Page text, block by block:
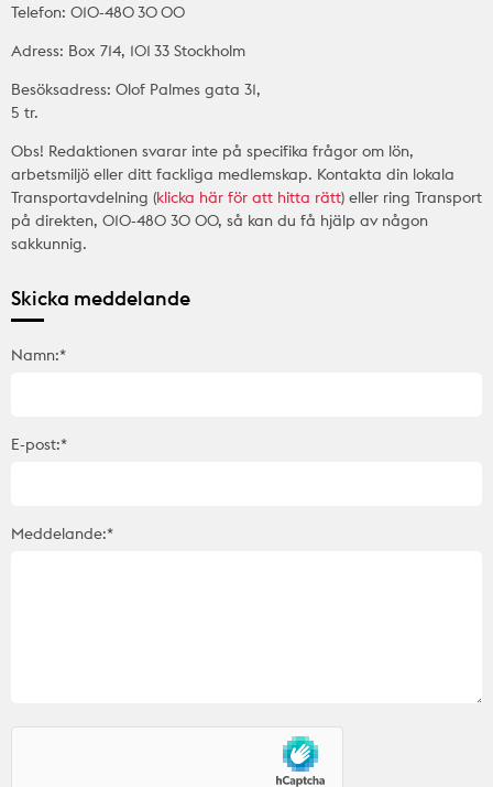
Telefon: 010-480 30 00
Adress: Box 714, 101 33 Stockholm
Besöksadress: Olof Palmes gata 31,
5 tr.
Obs! Redaktionen svarar inte på specifika frågor om lön,
arbetsmiljö eller ditt fackliga medlemskap. Kontakta din lokala
Transportavdelning (klicka här för att hitta rätt) eller ring Transport
på direkten, 010-480 30 00, så kan du få hjälp av någon
sakkunnig.
Skicka meddelande
Namn:*
E-post:*
Meddelande:*